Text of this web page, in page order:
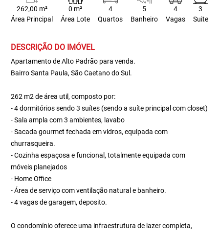
262,00 m²
Área Principal
0 m²
Área Lote
4
Quartos
5
Banheiro
4
Vagas
3
Suite
DESCRIÇÃO DO IMÓVEL
Apartamento de Alto Padrão para venda.
Bairro Santa Paula, São Caetano do Sul.
262 m2 de área util, composto por:
- 4 dormitórios sendo 3 suítes (sendo a suíte principal com closet)
- Sala ampla com 3 ambientes, lavabo
- Sacada gourmet fechada em vidros, equipada com
churrasqueira.
- Cozinha espaçosa e funcional, totalmente equipada com
móveis planejados
- Home Office
- Área de serviço com ventilação natural e banheiro.
- 4 vagas de garagem, deposito.
O condomínio oferece uma infraestrutura de lazer completa,